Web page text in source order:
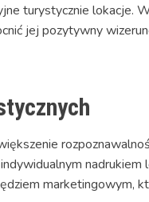
turystycznie lokacje.
jej pozytywny
nadrukiem
marketingowym,